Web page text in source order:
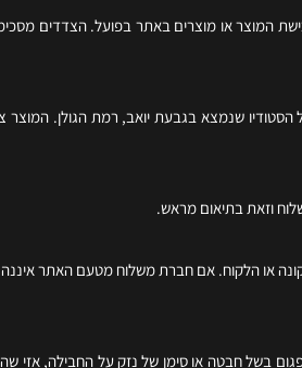
או מוצרים באתר בפועל. הצדדים
שנמצא בגבעת יואב, רמת הגולן. המוצר
או הלקוח. אם חברת משלוח מטעם האתר איננה
בשל חבטה או סימן של נזק על החבילה, אזי